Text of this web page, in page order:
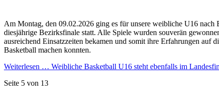
Am Montag, den 09.02.2026 ging es für unsere weibliche U16 nach
diesjährige Bezirksfinale statt. Alle Spiele wurden souverän
ausreichend Einsatzzeiten bekamen und somit ihre Erfahrungen auf
Basketball machen konnten.
Weiterlesen … Weibliche Basketball U16 steht ebenfalls im
Seite 5 von 13